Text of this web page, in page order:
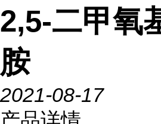
2,5-二甲氧
胺
2021-08-17